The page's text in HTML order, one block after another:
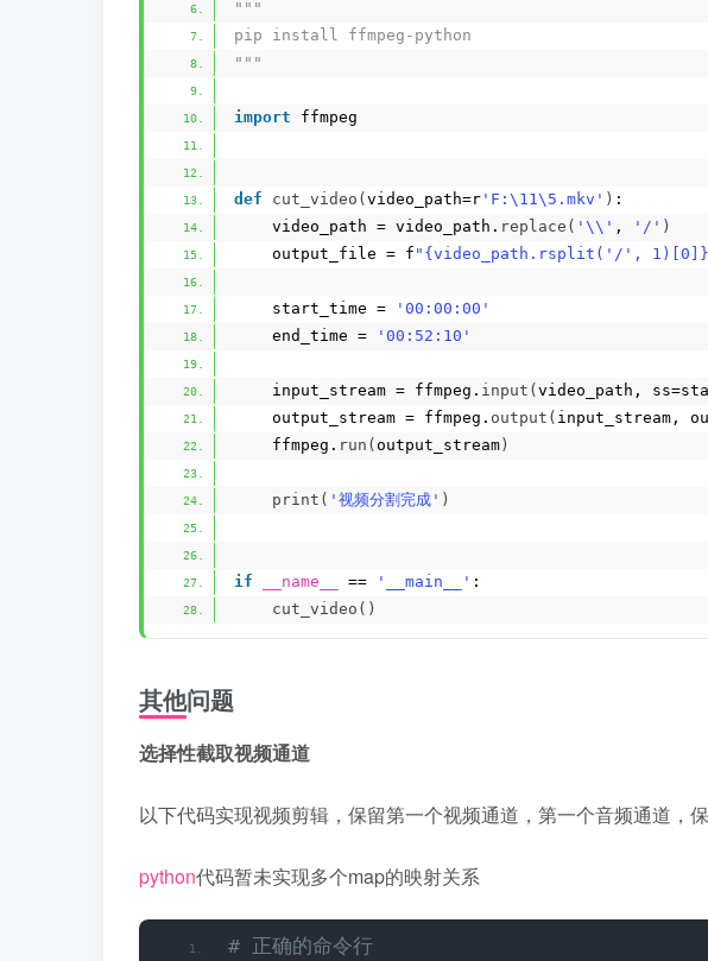
"""
pip install ffmpeg-python
"""
import ffmpeg
def cut_video ( video_path=r 'F:\11\5.mkv' ) :
    video_path = video_path.
replace ( '\\' , '/' )
    output_file = f
"{video_path.rsplit('/', 1)[0]}/
    start_time =
'00:00:00'
    end_time =
'00:52:10'
    input_stream = ffmpeg.
input ( video_path,
    output_stream = ffmpeg.
output ( input_stream,
    ffmpeg.
run ( output_stream )
print ( '视频分割完成' )
if __name__ == '__main__' :
cut_video ()
其他问题
选择性截取视频通道
以下代码实现视频剪辑，保留第一个视频通道，第一个音频通道，
python代码暂未实现多个map的映射关系
# 正确的命令行